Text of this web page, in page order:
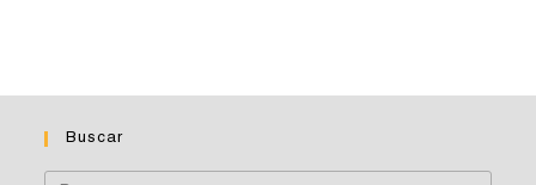
Buscar